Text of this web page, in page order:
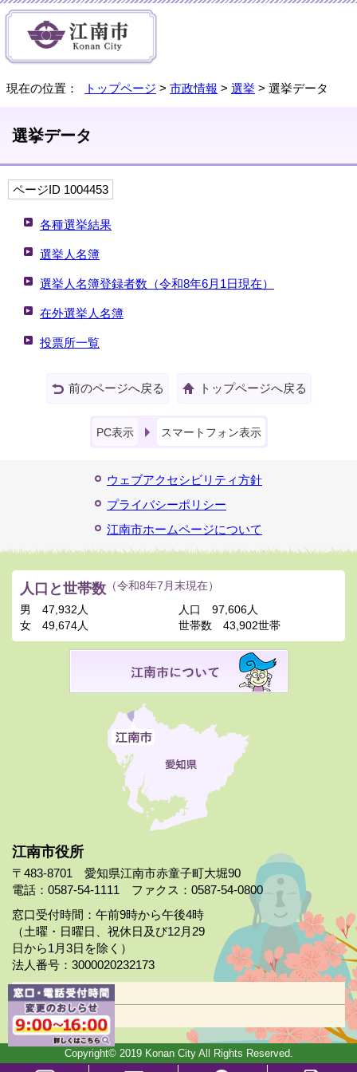
現在の位置： トップページ > 市政情報 > 選挙 > 選挙データ
選挙データ
ページID 1004453
各種選挙結果
選挙人名簿
選挙人名簿登録者数（令和8年6月1日現在）
在外選挙人名簿
投票所一覧
前のページへ戻る トップページへ戻る
PC表示 スマートフォン表示
ウェブアクセシビリティ方針
プライバシーポリシー
江南市ホームページについて
江南市役所
〒483-8701 愛知県江南市赤童子町大堀90
電話：0587-54-1111 ファクス：0587-54-0800
窓口受付時間：午前9時から午後4時
（土曜・日曜日、祝休日及び12月29
日から1月3日を除く）
法人番号：3000020232173
市役所案内
日曜市役所
人口と世帯数 （令和8年7月末現在）
男
47,932人
女
49,674人
人口
97,606人
世帯数
43,902世帯
Copyright© 2019 Konan City All Rights Reserved.